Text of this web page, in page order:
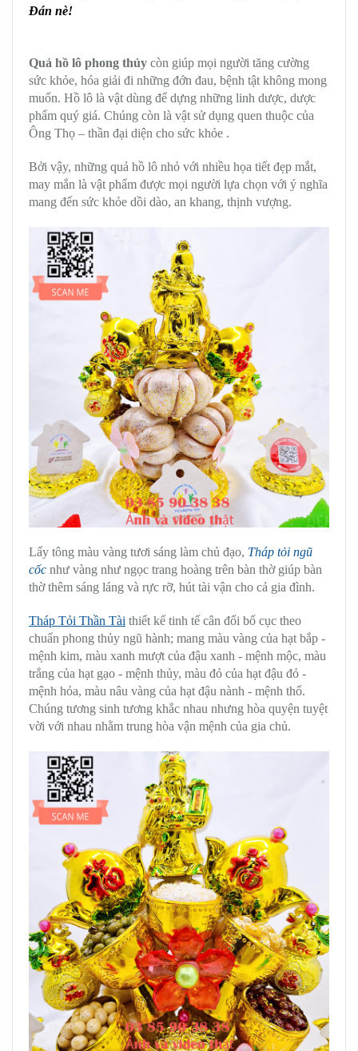
Đán nè!
Quả hồ lô phong thủy còn giúp mọi người tăng cường
sức khỏe, hóa giải đi những đớn đau, bệnh tật không mong
muốn. Hồ lô là vật dùng để dựng những linh dược, dược
phẩm quý giá. Chúng còn là vật sử dụng quen thuộc của
Ông Thọ – thần đại diện cho sức khỏe .
Bởi vậy, những quả hồ lô nhỏ với nhiều họa tiết đẹp mắt,
may mắn là vật phẩm được mọi người lựa chọn với ý nghĩa
mang đến sức khỏe dồi dào, an khang, thịnh vượng.
Lấy tông màu vàng tươi sáng làm chủ đạo, Tháp tỏi ngũ
cốc như vàng như ngọc trang hoàng trên bàn thờ giúp bàn
thờ thêm sáng láng và rực rỡ, hút tài vận cho cả gia đình.
Tháp Tỏi Thần Tài thiết kế tinh tế cân đối bố cục theo
chuẩn phong thủy ngũ hành; mang màu vàng của hạt bắp -
mệnh kim, màu xanh mượt của đậu xanh - mệnh mộc, màu
trắng của hạt gạo - mệnh thủy, màu đỏ của hạt đậu đỏ -
mệnh hỏa, màu nâu vàng của hạt đậu nành - mệnh thổ.
Chúng tương sinh tương khắc nhau nhưng hòa quyện tuyệt
vời với nhau nhằm trung hòa vận mệnh của gia chủ.